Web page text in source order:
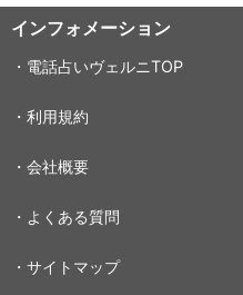
インフォメーション
・電話占いヴェルニTOP
・利用規約
・会社概要
・よくある質問
・サイトマップ